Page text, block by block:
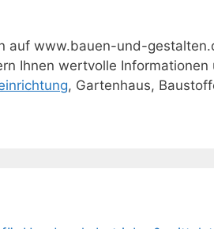
auf www.bauen-und-
Ihnen wertvolle
, Gartenhaus,